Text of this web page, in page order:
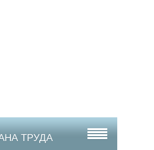
ТРУДА